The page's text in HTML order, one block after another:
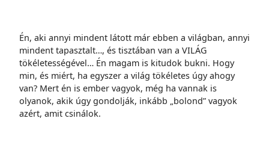
Én, aki annyi mindent látott már ebben a világban, annyi
mindent tapasztalt…, és tisztában van a VILÁG
tökéletességével… Én magam is kitudok bukni. Hogy
min, és miért, ha egyszer a világ tökéletes úgy ahogy
van? Mert én is ember vagyok, még ha vannak is
olyanok, akik úgy gondolják, inkább „bolond” vagyok
azért, amit csinálok.